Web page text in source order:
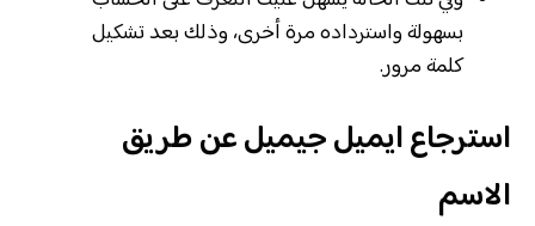
بسهولة واسترداده مرة أخرى، وذلك بعد تشكيل
كلمة مرور.
استرجاع ايميل جيميل عن طريق
الاسم